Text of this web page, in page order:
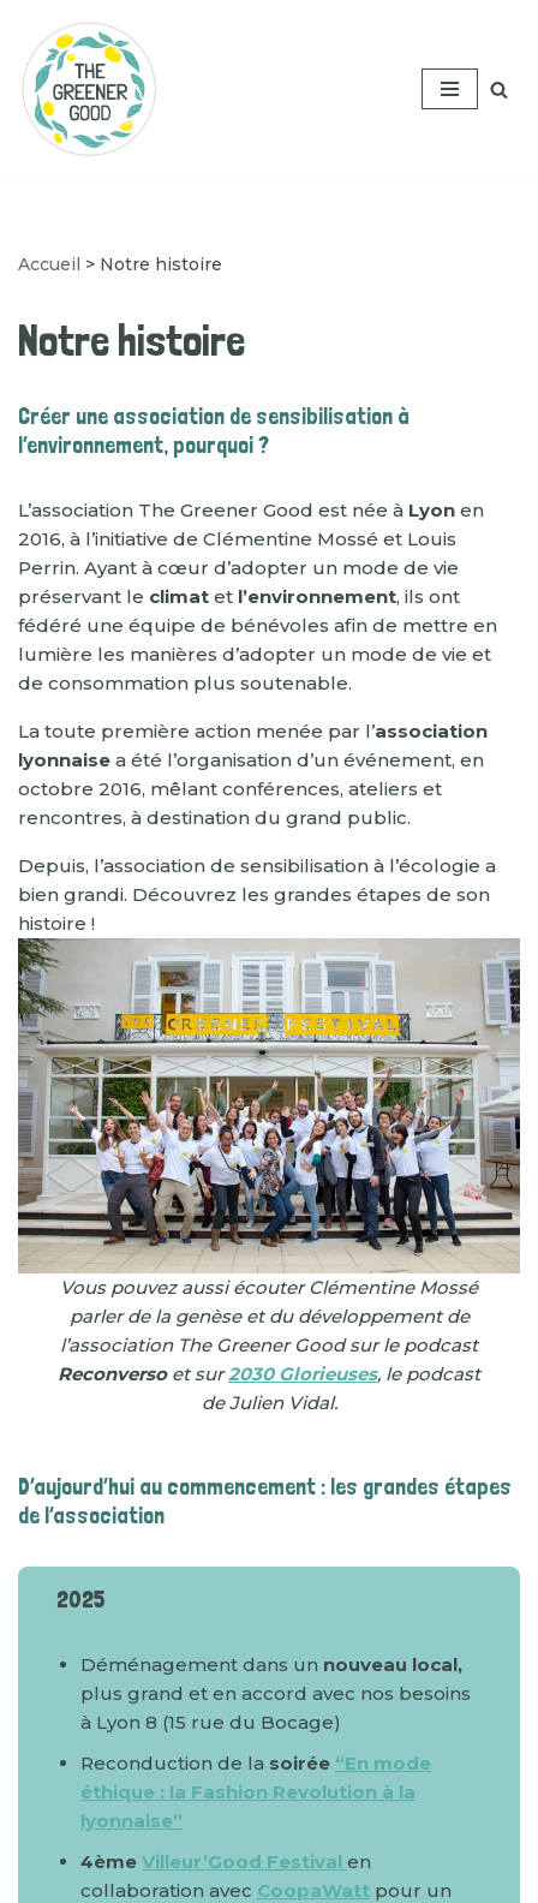
Aller
au
contenu
Accueil > Notre histoire
Notre histoire
Créer une association de sensibilisation à
l’environnement, pourquoi ?
L’association The Greener Good est née à Lyon en
2016, à l’initiative de Clémentine Mossé et Louis
Perrin. Ayant à cœur d’adopter un mode de vie
préservant le climat et l’environnement, ils ont
fédéré une équipe de bénévoles afin de mettre en
lumière les manières d’adopter un mode de vie et
de consommation plus soutenable.
La toute première action menée par l’association
lyonnaise a été l’organisation d’un événement, en
octobre 2016, mêlant conférences, ateliers et
rencontres, à destination du grand public.
Depuis, l’association de sensibilisation à l’écologie a
bien grandi. Découvrez les grandes étapes de son
histoire !
Vous pouvez aussi écouter Clémentine Mossé
parler de la genèse et du développement de
l’association The Greener Good sur le podcast
Reconverso et sur2030 Glorieuses, le podcast
de Julien Vidal.
D’aujourd’hui au commencement : les grandes étapes
de l’association
2025
Déménagement dans un nouveau local,
plus grand et en accord avec nos besoins
à Lyon 8 (15 rue du Bocage)
Reconduction de la soirée “En mode
éthique : la Fashion Revolution à la
lyonnaise”
4ème Villeur’Good Festival en
collaboration avec CoopaWatt pour un